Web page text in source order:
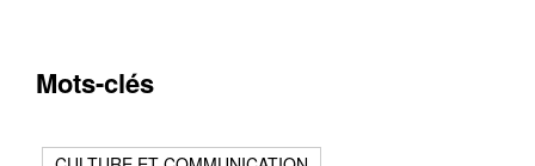
Mots-clés